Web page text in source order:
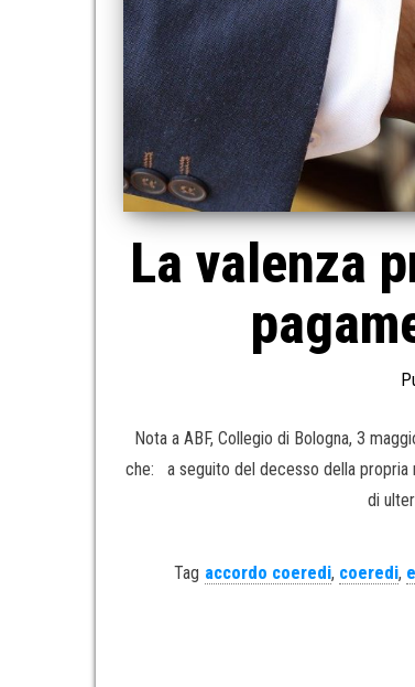
La valenza
Nota a ABF, Collegio di Bologna, 3
che: a seguito del decesso della propria
di
Tag accordo coeredi, coeredi,